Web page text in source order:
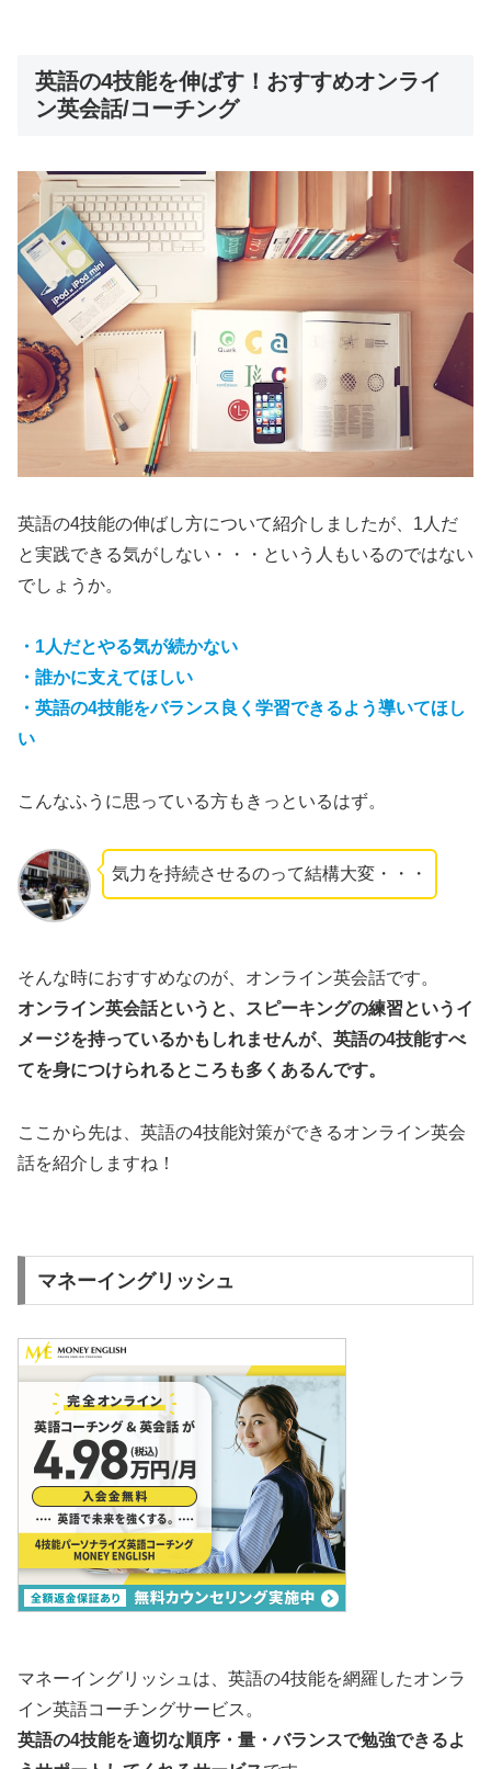
英語の4技能を伸ばす！おすすめオンライ
ン英会話/コーチング
英語の4技能の伸ばし方について紹介しましたが、1人だ
と実践できる気がしない・・・という人もいるのではない
でしょうか。
・1人だとやる気が続かない
・誰かに支えてほしい
・英語の4技能をバランス良く学習できるよう導いてほし
い
こんなふうに思っている方もきっといるはず。
気力を持続させるのって結構大変・・・
そんな時におすすめなのが、オンライン英会話です。
オンライン英会話というと、スピーキングの練習というイ
メージを持っているかもしれませんが、英語の4技能すべ
てを身につけられるところも多くあるんです。
ここから先は、英語の4技能対策ができるオンライン英会
話を紹介しますね！
マネーイングリッシュ
マネーイングリッシュは、英語の4技能を網羅したオンラ
イン英語コーチングサービス。
英語の4技能を適切な順序・量・バランスで勉強できるよ